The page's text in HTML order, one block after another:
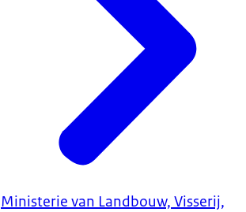
Ministerie van Landbouw, Visserij,